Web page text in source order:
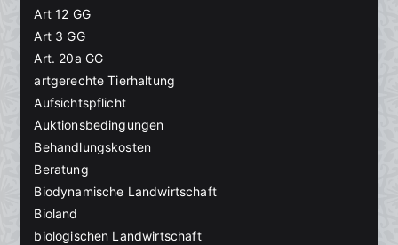
Art 12 GG
Art 3 GG
Art. 20a GG
artgerechte Tierhaltung
Aufsichtspflicht
Auktionsbedingungen
Behandlungskosten
Beratung
Biodynamische Landwirtschaft
Bioland
biologischen Landwirtschaft